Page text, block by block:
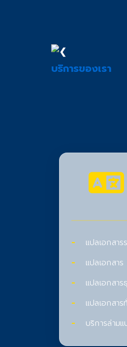
❮
บริการของเรา
แปลเอกสาร
แปลเอกสาร
แปลเอกสาร
แปลเอกสาร
บริการล่าม